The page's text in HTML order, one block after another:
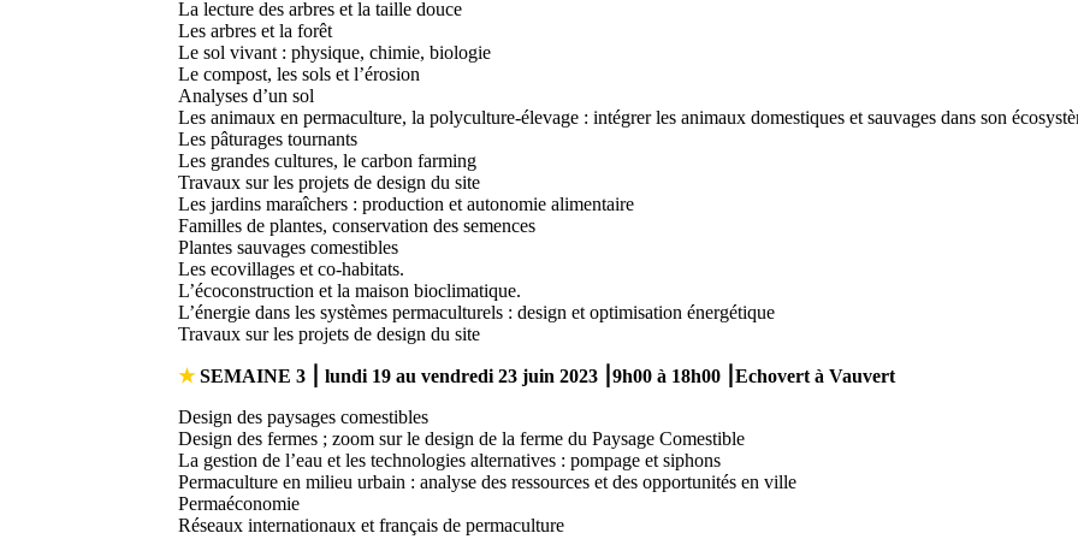
La lecture des arbres et la taille douce
Les arbres et la forêt
Le sol vivant : physique, chimie, biologie
Le compost, les sols et l’érosion
Analyses d’un sol
Les animaux en permaculture, la polyculture-élevage : intégrer les animaux domestiques et sauvages dans son
Les pâturages tournants
Les grandes cultures, le carbon farming
Travaux sur les projets de design du site
Les jardins maraîchers : production et autonomie alimentaire
Familles de plantes, conservation des semences
Plantes sauvages comestibles
Les ecovillages et co-habitats.
L’écoconstruction et la maison bioclimatique.
L’énergie dans les systèmes permaculturels : design et optimisation énergétique
Travaux sur les projets de design du site
★SEMAINE 3 lundi 19 au vendredi 23 juin 2023
⎮9h00 à 18h00 ⎮Echovert à Vauvert
Design des paysages comestibles
Design des fermes ; zoom sur le design de la ferme du Paysage Comestible
La gestion de l’eau et les technologies alternatives : pompage et siphons
Permaculture en milieu urbain : analyse des ressources et des opportunités en ville
Permaéconomie
Réseaux internationaux et français de permaculture